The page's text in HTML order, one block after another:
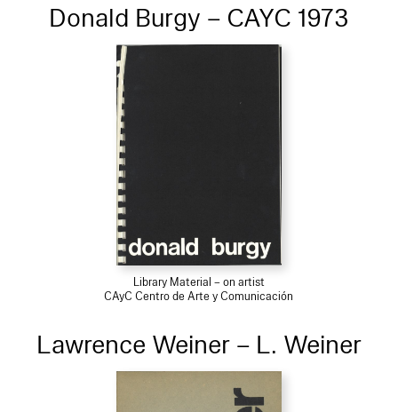
Donald Burgy – CAYC 1973
Library Material – on artist
CAyC Centro de Arte y Comunicación
Lawrence Weiner – L. Weiner